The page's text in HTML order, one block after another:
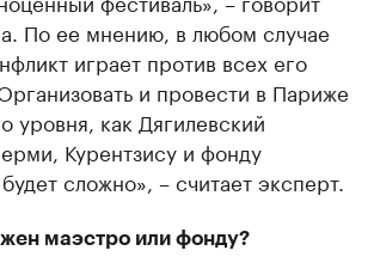
По ее мнению, в любом случае
играет против всех его
и провести в Париже
уровня, как Дягилевский
Курентзису и фонду
сложно», – считает эксперт.
маэстро или фонду?